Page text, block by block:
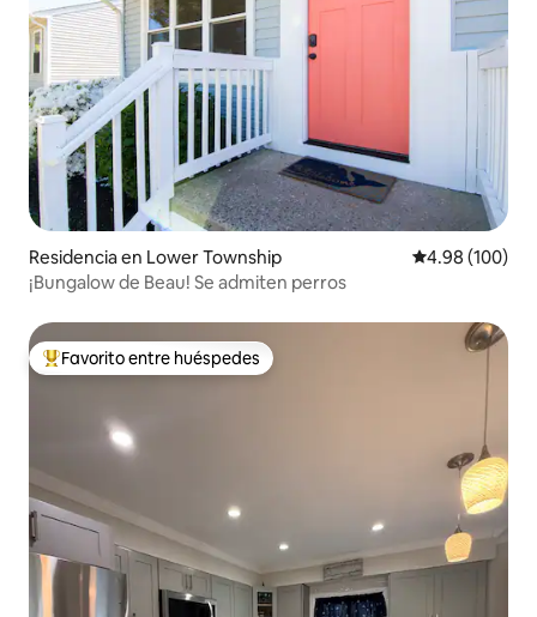
Residencia en Lower Township Calificación
4.98 (100)
¡Bungalow de Beau! Se admiten perros
De los mejores en Favorito entre huéspedes
Favorito entre huéspedes